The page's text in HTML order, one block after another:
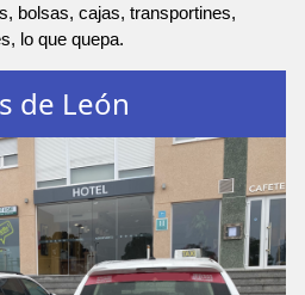
bolsas, cajas, transportines,
lo que quepa.
de León